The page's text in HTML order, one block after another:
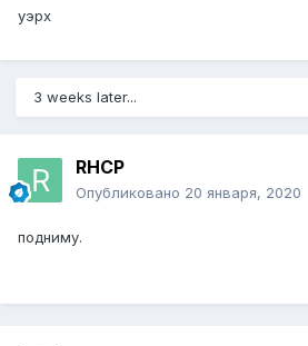
уэрх
3 weeks later...
RHCP
Опубликовано 20 января, 2020
подниму.